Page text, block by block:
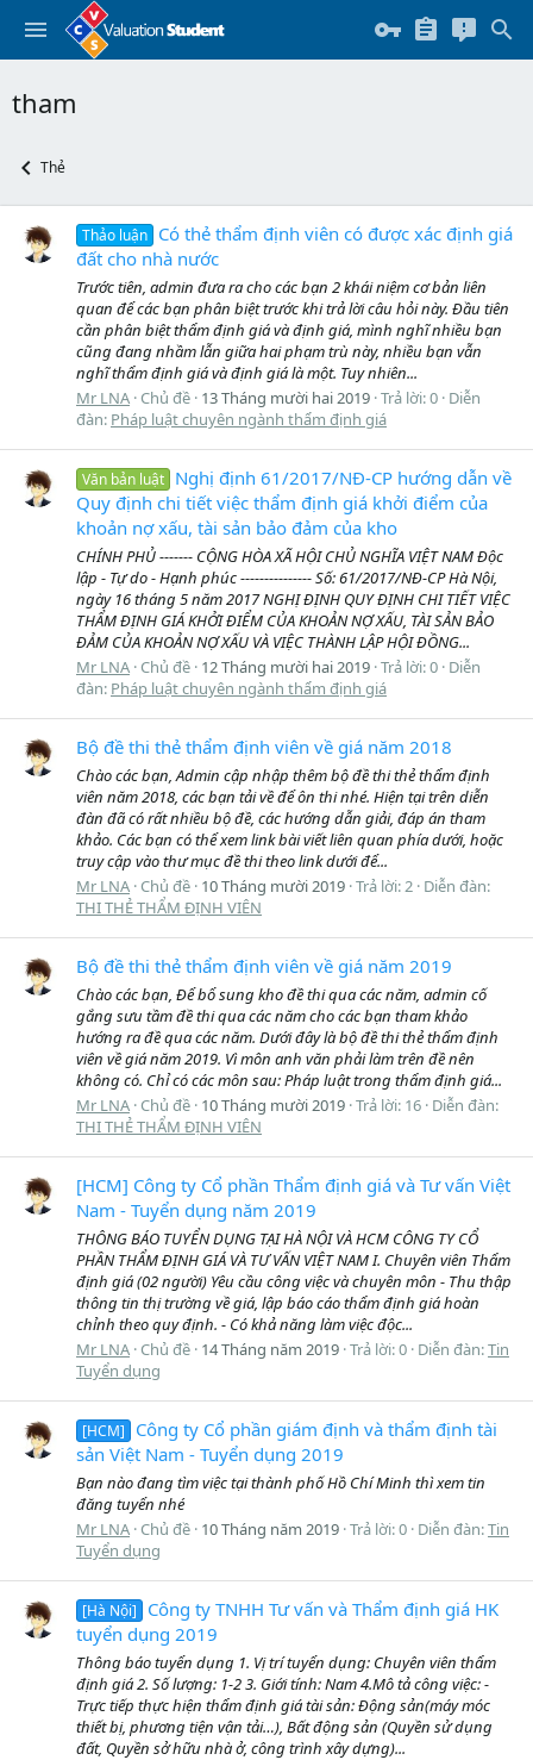
tham
Thẻ
Thảo luận Có thẻ thẩm định viên có được xác định giá
đất cho nhà nước
Trước tiên, admin đưa ra cho các bạn 2 khái niệm cơ bản liên
quan để các bạn phân biệt trước khi trả lời câu hỏi này. Đầu tiên
cần phân biệt thẩm định giá và định giá, mình nghĩ nhiều bạn
cũng đang nhầm lẫn giữa hai phạm trù này, nhiều bạn vẫn
nghĩ thẩm định giá và định giá là một. Tuy nhiên...
Mr LNA Chủ đề 13 Tháng mười hai 2019 Trả lời: 0 Diễn
đàn: Pháp luật chuyên ngành thẩm định giá
Văn bản luật Nghị định 61/2017/NĐ-CP hướng dẫn về
Quy định chi tiết việc thẩm định giá khởi điểm của
khoản nợ xấu, tài sản bảo đảm của kho
CHÍNH PHỦ ------- CỘNG HÒA XÃ HỘI CHỦ NGHĨA VIỆT NAM Độc
lập - Tự do - Hạnh phúc --------------- Số: 61/2017/NĐ-CP Hà Nội,
ngày 16 tháng 5 năm 2017 NGHỊ ĐỊNH QUY ĐỊNH CHI TIẾT VIỆC
THẨM ĐỊNH GIÁ KHỞI ĐIỂM CỦA KHOẢN NỢ XẤU, TÀI SẢN BẢO
ĐẢM CỦA KHOẢN NỢ XẤU VÀ VIỆC THÀNH LẬP HỘI ĐỒNG...
Mr LNA Chủ đề 12 Tháng mười hai 2019 Trả lời: 0 Diễn
đàn: Pháp luật chuyên ngành thẩm định giá
Bộ đề thi thẻ thẩm định viên về giá năm 2018
Chào các bạn, Admin cập nhập thêm bộ đề thi thẻ thẩm định
viên năm 2018, các bạn tải về để ôn thi nhé. Hiện tại trên diễn
đàn đã có rất nhiều bộ đề, các hướng dẫn giải, đáp án tham
khảo. Các bạn có thể xem link bài viết liên quan phía dưới, hoặc
truy cập vào thư mục đề thi theo link dưới để...
Mr LNA Chủ đề 10 Tháng mười 2019 Trả lời: 2 Diễn đàn:
THI THẺ THẨM ĐỊNH VIÊN
Bộ đề thi thẻ thẩm định viên về giá năm 2019
Chào các bạn, Để bổ sung kho đề thi qua các năm, admin cố
gắng sưu tầm đề thi qua các năm cho các bạn tham khảo
hướng ra đề qua các năm. Dưới đây là bộ đề thi thẻ thẩm định
viên về giá năm 2019. Vì môn anh văn phải làm trên đề nên
không có. Chỉ có các môn sau: Pháp luật trong thẩm định giá...
Mr LNA Chủ đề 10 Tháng mười 2019 Trả lời: 16 Diễn đàn:
THI THẺ THẨM ĐỊNH VIÊN
[HCM] Công ty Cổ phần Thẩm định giá và Tư vấn Việt
Nam - Tuyển dụng năm 2019
THÔNG BÁO TUYỂN DỤNG TẠI HÀ NỘI VÀ HCM CÔNG TY CỔ
PHẦN THẨM ĐỊNH GIÁ VÀ TƯ VẤN VIỆT NAM I. Chuyên viên Thẩm
định giá (02 người) Yêu cầu công việc và chuyên môn - Thu thập
thông tin thị trường về giá, lập báo cáo thẩm định giá hoàn
chỉnh theo quy định. - Có khả năng làm việc độc...
Mr LNA Chủ đề 14 Tháng năm 2019 Trả lời: 0 Diễn đàn:Tin
Tuyển dụng
[HCM]
Công ty Cổ phần giám định và thẩm định tài
sản Việt Nam - Tuyển dụng 2019
Bạn nào đang tìm việc tại thành phố Hồ Chí Minh thì xem tin
đăng tuyển nhé
Mr LNA Chủ đề 10 Tháng năm 2019 Trả lời: 0 Diễn đàn:Tin
Tuyển dụng
[Hà Nội]
Công ty TNHH Tư vấn và Thẩm định giá HK
tuyển dụng 2019
Thông báo tuyển dụng 1. Vị trí tuyển dụng: Chuyên viên thẩm
định giá 2. Số lượng: 1-2 3. Giới tính: Nam 4.Mô tả công việc: -
Trực tiếp thực hiện thẩm định giá tài sản: Động sản(máy móc
thiết bị, phương tiện vận tải…), Bất động sản (Quyền sử dụng
đất, Quyền sở hữu nhà ở, công trình xây dựng)...